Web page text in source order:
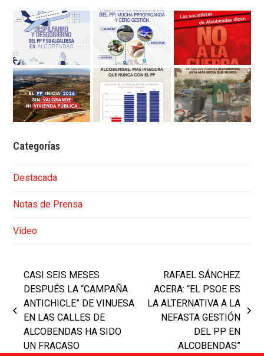
Categorías
Destacada
Notas de Prensa
Vídeo
previous
post:
CASI SEIS MESES
DESPUÉS LA “CAMPAÑA
ANTICHICLE” DE VINUESA
EN LAS CALLES DE
ALCOBENDAS HA SIDO
UN FRACASO
next
RAFAEL SÁNCHEZ
ACERA: “EL PSOE ES
LA ALTERNATIVA A LA
NEFASTA GESTIÓN
DEL PP EN
ALCOBENDAS”